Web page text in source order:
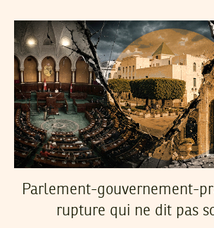
Parlement-gouvernement-
rupture qui ne dit pas